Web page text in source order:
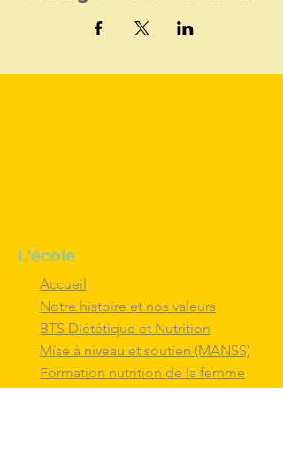
L'école
Accueil
Notre histoire et nos valeurs
BTS Diététique et Nutrition
Mise à niveau et soutien (MANSS)
Formation nutrition de la femme